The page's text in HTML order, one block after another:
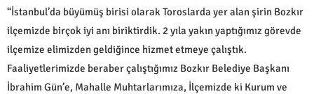
“İstanbul’da büyümüş birisi olarak Toroslarda yer alan şirin Bozkır
ilçemizde birçok iyi anı biriktirdik. 2 yıla yakın yaptığımız görevde
ilçemize elimizden geldiğince hizmet etmeye çalıştık.
Faaliyetlerimizde beraber çalıştığımız Bozkır Belediye Başkanı
İbrahim Gün’e, Mahalle Muhtarlarımıza, İlçemizde ki Kurum ve